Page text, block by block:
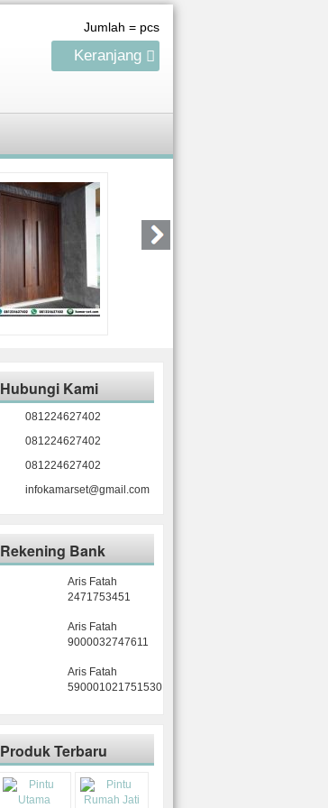
Jumlah = pcs
Keranjang
Hubungi Kami
081224627402
081224627402
081224627402
infokamarset@gmail.com
Rekening Bank
Aris Fatah
2471753451
Aris Fatah
9000032747611
Aris Fatah
590001021751530
Produk Terbaru